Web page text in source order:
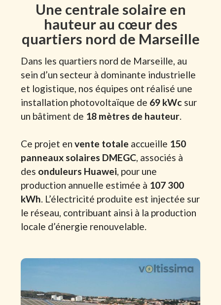
Une centrale solaire en
hauteur au cœur des
quartiers nord de Marseille
Dans les quartiers nord de Marseille, au
sein d’un secteur à dominante industrielle
et logistique, nos équipes ont réalisé une
installation photovoltaïque de 69 kWc sur
un bâtiment de 18 mètres de hauteur.
Ce projet envente totale accueille 150
panneaux solaires DMEGC, associés à
des onduleurs Huawei, pour une
production annuelle estimée à 107 300
kWh. L’électricité produite est injectée sur
le réseau, contribuant ainsi à la production
locale d’énergie renouvelable.